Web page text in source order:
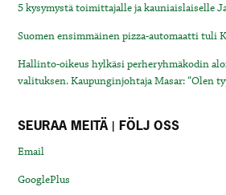
5 kysymystä toimittajalle ja kauniaislaiselle
Suomen ensimmäinen pizza-automaatti tuli
Hallinto-oikeus hylkäsi perheryhmäkodin
valituksen. Kaupunginjohtaja Masar: “Olen
SEURAA MEITÄ | FÖLJ OSS
Email
GooglePlus